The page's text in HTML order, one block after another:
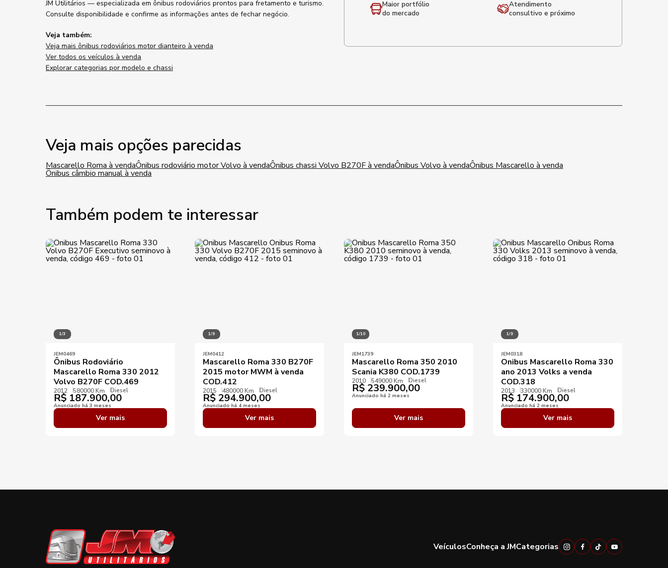
JM Utilitários — especializada em ônibus rodoviários prontos para fretamento e turismo.
Consulte disponibilidade e confirme as informações antes de fechar negócio.
Veja também:
Veja mais ônibus rodoviários motor dianteiro à venda
Ver todos os veículos à venda
Explorar categorias por modelo e chassi
Maior portfólio
do mercado
Atendimento
consultivo e próximo
Veja mais opções parecidas
Mascarello Roma à vendaÔnibus rodoviário motor Volvo à vendaÔnibus chassi Volvo B270F à vendaÔnibus Volvo à vendaÔnibus Mascarello à venda
Ônibus câmbio manual à venda
Também podem te interessar
1/3
JEM0469
Ônibus Rodoviário
Mascarello Roma 330 2012
Volvo B270F COD.469
2012 580000 Km Diesel
R$ 187.900,00
Anunciado há 3 meses
Ver mais
1/9
JEM0412
Mascarello Roma 330 B270F
2015 motor MWM à venda
COD.412
2015 480000 Km Diesel
R$ 294.900,00
Anunciado há 4 meses
Ver mais
1/10
JEM1739
Mascarello Roma 350 2010
Scania K380 COD.1739
2010 549000 Km Diesel
R$ 239.900,00
Anunciado há 2 meses
Ver mais
1/9
JEM0318
Onibus Mascarello Roma 330
ano 2013 Volks a venda
COD.318
2013 330000 Km Diesel
R$ 174.900,00
Anunciado há 2 meses
Ver mais
VeículosConheça a JMCategorias